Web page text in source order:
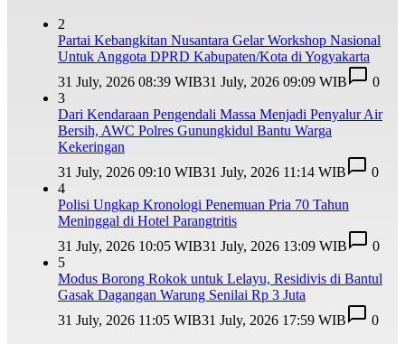
2
Partai Kebangkitan Nusantara Gelar Workshop Nasional
Untuk Anggota DPRD Kabupaten/Kota di Yogyakarta
31 July, 2026 08:39 WIB31 July, 2026 09:09 WIB
0
3
Dari Kendaraan Pengendali Massa Menjadi Penyalur Air
Bersih, AWC Polres Gunungkidul Bantu Warga
Kekeringan
31 July, 2026 09:10 WIB31 July, 2026 11:14 WIB
0
4
Polisi Ungkap Kronologi Penemuan Pria 70 Tahun
Meninggal di Hotel Parangtritis
31 July, 2026 10:05 WIB31 July, 2026 13:09 WIB
0
5
Modus Borong Rokok untuk Lelayu, Residivis di Bantul
Gasak Dagangan Warung Senilai Rp 3 Juta
31 July, 2026 11:05 WIB31 July, 2026 17:59 WIB 0